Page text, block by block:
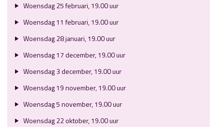
Woensdag 25 februari, 19.00 uur
Woensdag 11 februari, 19.00 uur
Woensdag 28 januari, 19.00 uur
Woensdag 17 december, 19.00 uur
Woensdag 3 december, 19.00 uur
Woensdag 19 november, 19.00 uur
Woensdag 5 november, 19.00 uur
Woensdag 22 oktober, 19.00 uur